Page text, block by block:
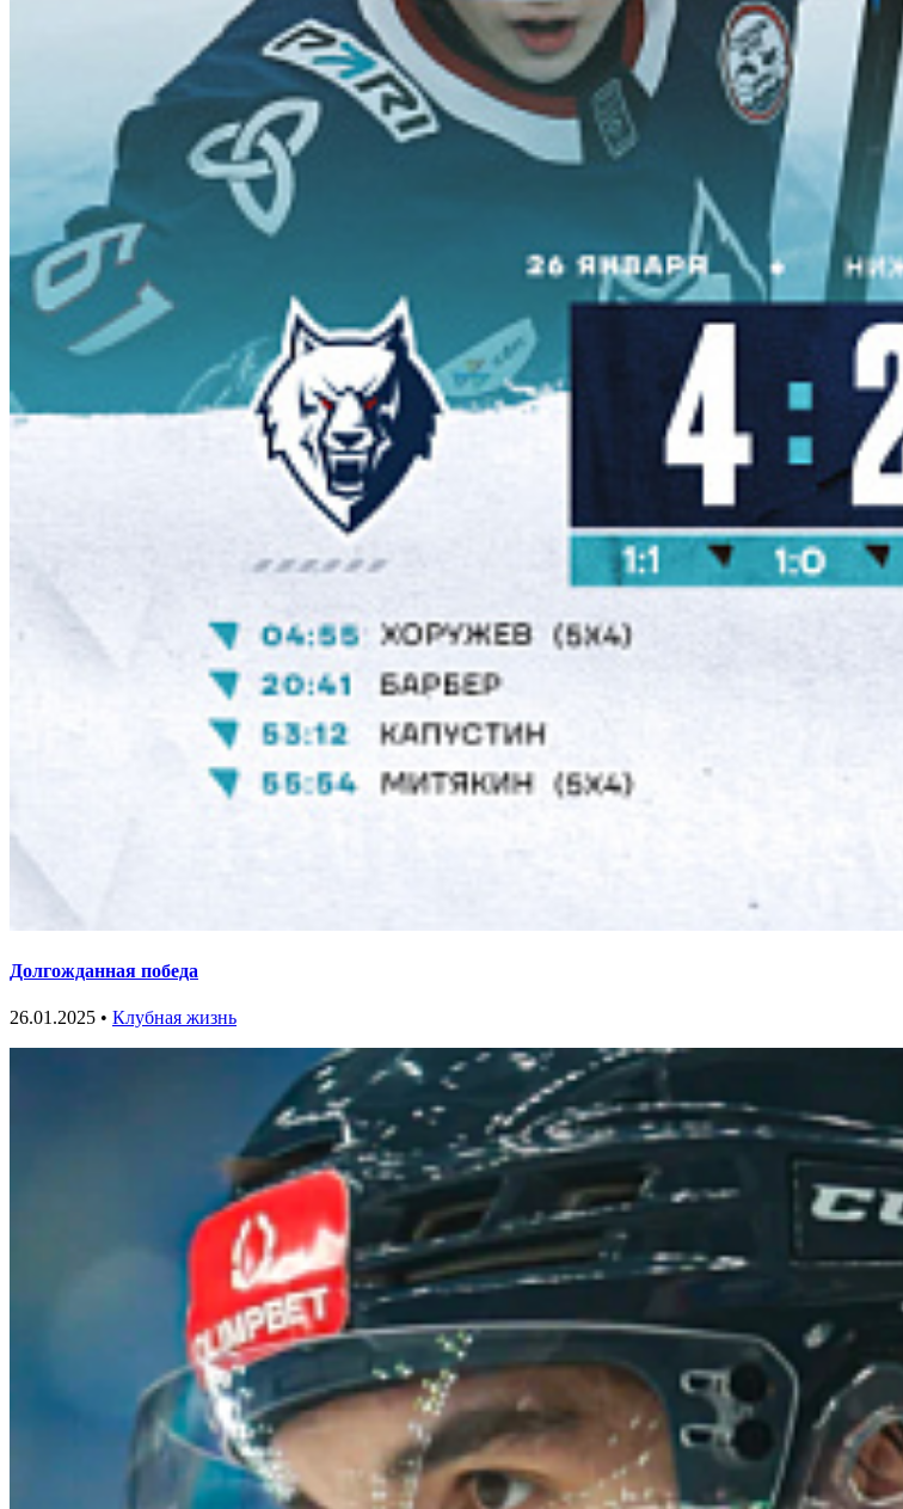
Долгожданная победа
26.01.2025 • Клубная жизнь